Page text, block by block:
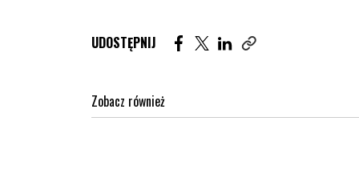
UDOSTĘPNIJ Udostępnij artykuł na Facebook.
Udostępnij artykuł na
Udostępnij artykuł na
Zobacz również